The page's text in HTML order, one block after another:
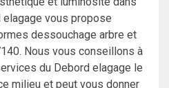
vous propose
dessouchage arbre et
Nous vous conseillons à
du Debord elagage le
milieu et peut vous donner